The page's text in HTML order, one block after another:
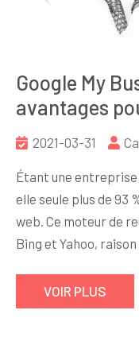
Google My
avantages
2021-03-31
Étant une entreprise
elle seule plus de 93
web. Ce moteur de
Bing et Yahoo, raison
VOIR PLUS